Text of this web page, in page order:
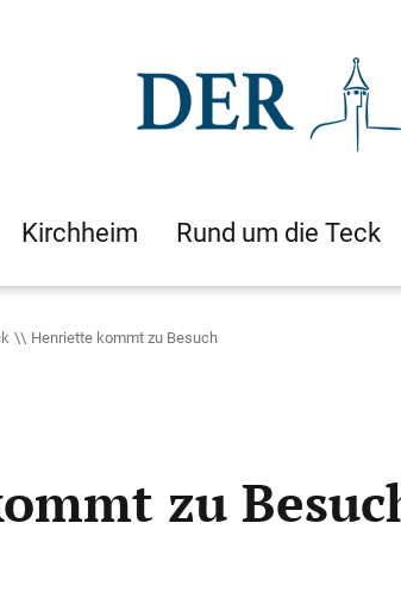
Kirchheim Rund um die Teck
Henriette kommt zu Besuch
zu